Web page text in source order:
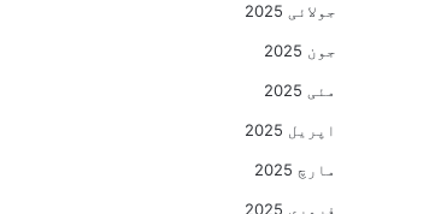
جولائی 2025
جون 2025
مئی 2025
اپریل 2025
مارچ 2025
فروری 2025